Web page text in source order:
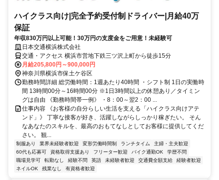
ハイクラス向け|完全予約受付制ドライバー|月給40万
保証
年収830万円以上可能！30万円の支度金をご用意！未経験可
日本交通横浜株式会社
交通・アクセス 横浜市営地下鉄三ツ沢上町から徒歩15分
月給205,800円～900,000円
神奈川県横浜市保土ケ谷区
勤務時間詳細 総労働時間：1週あたり40時間 ・シフト制 1日の実働時
間 13時間00分～16時間00分 ※1日3時間以上の休憩あり／タイミン
グは自由 《勤務時間帯一例》 ・8：00～翌2：00 ...
仕事内容 《お客様の自分らしい生活を支える「ハイクラス向けアテ
ンド」》 丁寧な接客が好き、活躍しながらしっかり稼ぎたい。 そん
なあなたのスキルを、最高のおもてなしとしてお客様に提供してくだ
さい。 観...
制服あり 業界未経験者歓迎 変形労働時間制 ランチタイム
主婦・主夫歓迎
60代も応募可
資格取得支援あり フリーター歓迎 バイク通勤OK
学歴不問
職場見学可
転勤なし 経験不問 英語 未経験者歓迎 交通費全額支給
経験者歓迎
ネイルOK
残業なし 有資格者歓迎